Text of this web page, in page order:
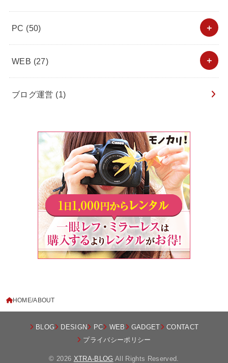
PC (50)
WEB (27)
ブログ運営 (1)
HOME ABOUT
BLOG DESIGN PC WEB GADGET
CONTACT
プライバシーポリシー
© 2026 XTRA-BLOG All Rights Reserved.